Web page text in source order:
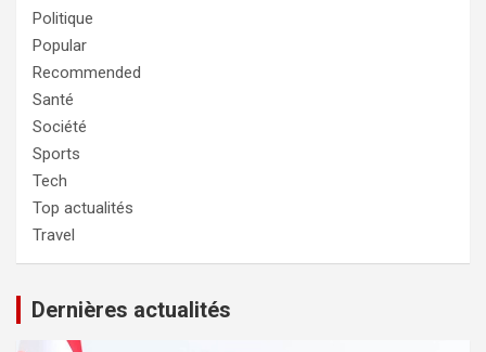
Politique
Popular
Recommended
Santé
Société
Sports
Tech
Top actualités
Travel
Dernières actualités